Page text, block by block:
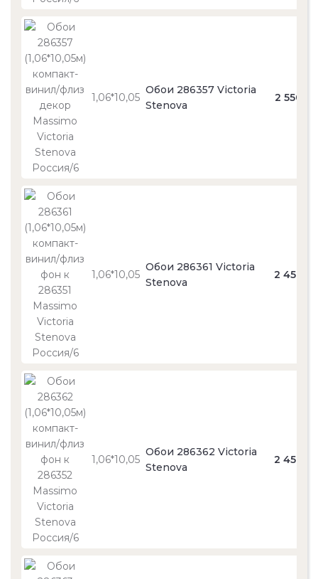
1,06*10,05
Обои 286357 Victoria
Stenova
2 550
1,06*10,05
Обои 286361 Victoria
Stenova
2 450
1,06*10,05
Обои 286362 Victoria
Stenova
2 450